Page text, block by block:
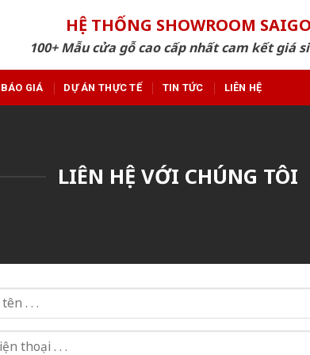
HỆ THỐNG SHOWROOM
100+ Mẫu cửa gỗ cao cấp nhất cam kết giá
BÁO GIÁ DỰ ÁN THỰC TẾ TIN TỨC LIÊN HỆ
LIÊN HỆ VỚI CHÚNG TÔI